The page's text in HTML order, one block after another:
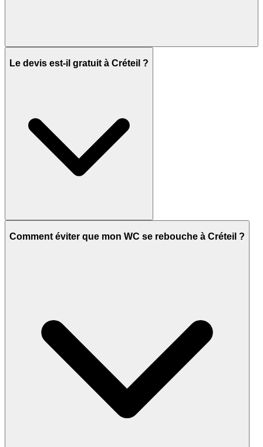
Le devis est-il gratuit à Créteil ?
Comment éviter que mon WC se rebouche à Créteil ?